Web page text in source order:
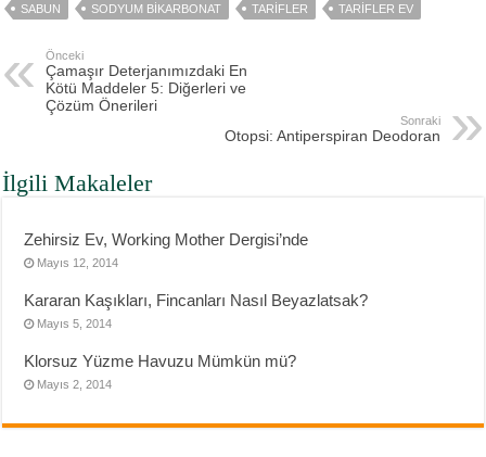
SABUN
SODYUM BIKARBONAT TARIFLER TARIFLER EV
Önceki
Çamaşır Deterjanımızdaki En
Kötü Maddeler 5: Diğerleri ve
Çözüm Önerileri
Sonraki
Otopsi: Antiperspiran Deodoran
İlgili Makaleler
Zehirsiz Ev, Working Mother Dergisi’nde
Mayıs 12, 2014
Kararan Kaşıkları, Fincanları Nasıl Beyazlatsak?
Mayıs 5, 2014
Klorsuz Yüzme Havuzu Mümkün mü?
Mayıs 2, 2014